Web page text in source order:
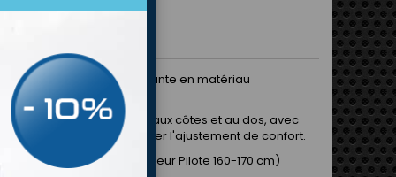
du corps légère et résistante en matériau
soutien et une protection aux côtes et au dos, avec
réglables pour améliorer l'ajustement de confort.
de buste 70-89 cm / Hauteur Pilote 160-170 cm)